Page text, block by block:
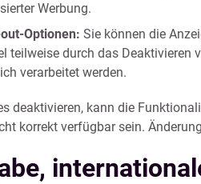
Werbung.
Optionen: Sie können die
teilweise durch das Deaktivieren
verarbeitet werden.
deaktivieren, kann die
korrekt verfügbar sein.